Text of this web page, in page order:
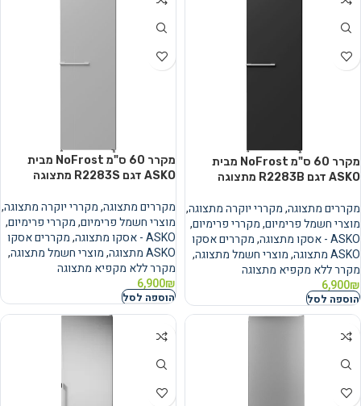
מקרר 60 ס"מ NoFrost מבית
ASKO דגם R2283B מתצוגה
מקררים מתצוגה,מקררי יוקרה מתצוגה,
מוצרי חשמל פרימיום,מקררי פרימיום,
ASKO - אסקו מתצוגה
,מקררים אסקו
ASKO מתצוגה
,מוצרי חשמל מתצוגה,
מקרר ללא מקפיא מתצוגה
6,900₪
הוספה לסל
מקרר 60 ס"מ NoFrost מבית
ASKO דגם R2283S מתצוגה
מקררים מתצוגה,מקררי יוקרה מתצוגה,
מוצרי חשמל פרימיום,מקררי פרימיום,
ASKO - אסקו מתצוגה
,מקררים אסקו
ASKO מתצוגה
,מוצרי חשמל מתצוגה,
מקרר ללא מקפיא מתצוגה
6,900₪
הוספה לסל